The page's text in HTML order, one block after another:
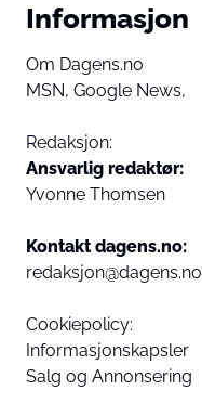
Informasjon
Om Dagens.no
MSN, Google News,
Redaksjon:
Ansvarlig redaktør:
Yvonne Thomsen
Kontakt dagens.no:
redaksjon@dagens.no
Cookiepolicy:
Informasjonskapsler
Salg og Annonsering